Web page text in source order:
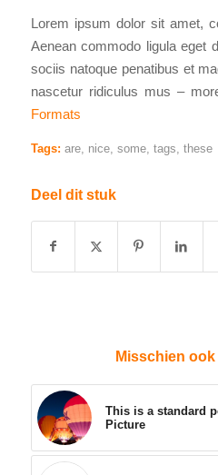
Lorem ipsum dolor sit amet,
Aenean commodo ligula eget
sociis natoque penatibus et
nascetur ridiculus mus –
Formats
Tags: are, nice, some, tags these
Deel dit stuk
Misschien
This is a standard
Picture